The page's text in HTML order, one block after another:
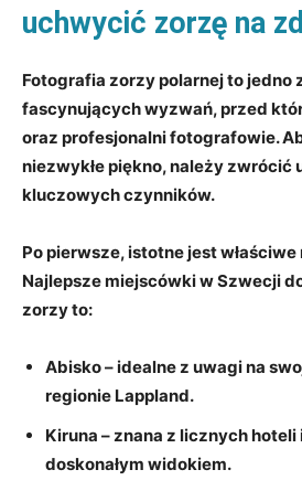
uchwycić zorzę na
Fotografia zorzy polarnej to jedno
fascynujących wyzwań, przed
oraz profesjonalni fotografowie.
niezwykłe piękno, należy zwrócić
kluczowych czynników.
Po pierwsze, istotne jest
Najlepsze miejscówki w Szwecji
zorzy to:
Abisko– idealne z uwagi na
regionie Lappland.
Kiruna – znana z licznych hoteli
doskonałym widokiem.